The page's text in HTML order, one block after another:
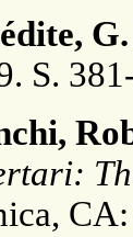
G.
S.